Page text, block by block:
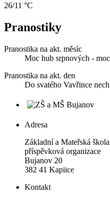
26/11 °C
Pranostiky
Pranostika na akt. měsíc
Moc hub srpnových -
Pranostika na akt. den
Do svatého Vavřince
Adresa
Základní a Mateřská
příspěvková organizace
Bujanov 20
382 41 Kapiice
Kontakt